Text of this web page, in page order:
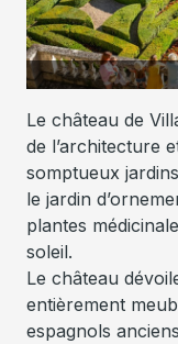
ADT
Le château de
de l’architecture
somptueux
le jardin
plantes
soleil.
Le château
entièrement
espagnols